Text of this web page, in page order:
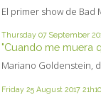
El primer show de Bad
Thursday 07 September
"Cuando me muera
Mariano Goldenstein,
Friday 25 August 2017 21h10